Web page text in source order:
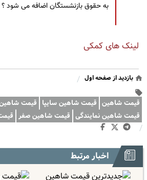
به حقوق بازنشستگان اضافه می شود ؟
لینک های کمکی
بازدید از صفحه اول /
قیمت شاهین قیمت شاهین سایپا
قیمت شاهین
قیمت شاهین نمایندگی قیمت شاهین صفر
/
اخبار مرتبط